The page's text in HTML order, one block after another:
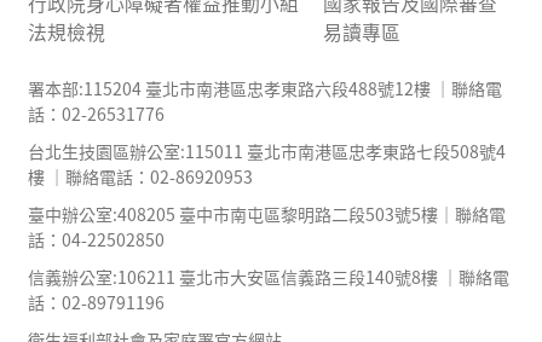
法規檢視
易讀專區
署本部:115204 臺北市南港區忠孝東路六段488號12樓 ｜聯絡電
話：02-26531776
台北生技園區辦公室:115011 臺北市南港區忠孝東路七段508號4
樓 ｜聯絡電話：02-86920953
臺中辦公室:408205 臺中市南屯區黎明路二段503號5樓｜聯絡電
話：04-22502850
信義辦公室:106211 臺北市大安區信義路三段140號8樓 ｜聯絡電
話：02-89791196